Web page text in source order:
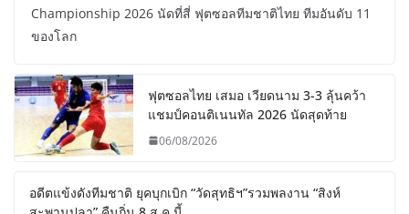
Championship 2026 นัดที่สี่ ฟุตซอลทีมชาติไทย ทีมอันดับ 11
ของโลก
ฟุตซอลไทย เสมอ เวียดนาม 3-3 ลุ้นคว้า
แชมป์คอนติเนนทัล 2026 นัดสุดท้าย
06/08/2026
อดีตแข้งดังทีมชาติ ยุคบุกเบิก “วัดสุทธิฯ”รวมพลงาน “สิงห์